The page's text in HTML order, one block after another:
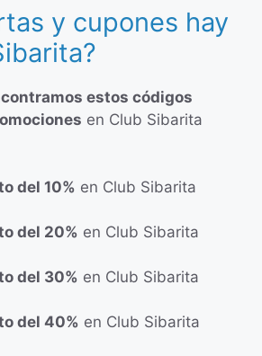
y cupones hay
estos códigos
en Club Sibarita
del 10% en Club Sibarita
del 20% en Club Sibarita
del 30% en Club Sibarita
del 40% en Club Sibarita